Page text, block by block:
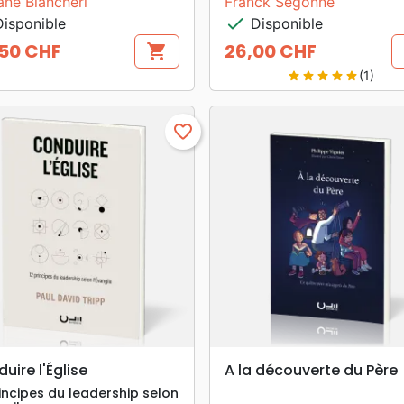
CHF shopping_cart
check Disponible
Prix
26,00 CHF
star star star star star(1)
search APERÇU RAPIDE
favorite_border
l'Église
du leadership selon
search APERÇU RAPIDE
A la découverte du Père